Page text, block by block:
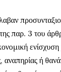
της παρ. 3 του
ενίσχυση
αναπηρίας ή